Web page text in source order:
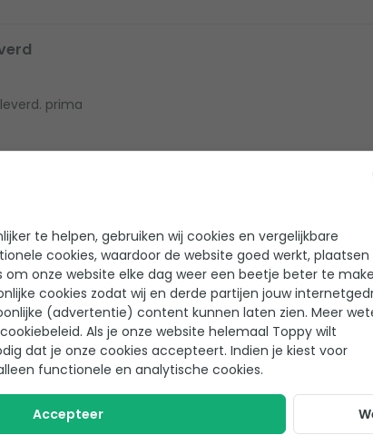
prima
achter gelaten!
, Heist-op-den-
te helpen, gebruiken wij cookies en vergelijkbare
cookies, waardoor de website goed werkt, plaatsen
om onze website elke dag weer een beetje beter te
cookies zodat wij en derde partijen jouw
(advertentie) content kunnen laten zien. Meer
Als je onze website helemaal Toppy wilt
dat je onze cookies accepteert. Indien je kiest voor
functionele en analytische cookies.
Accepteer